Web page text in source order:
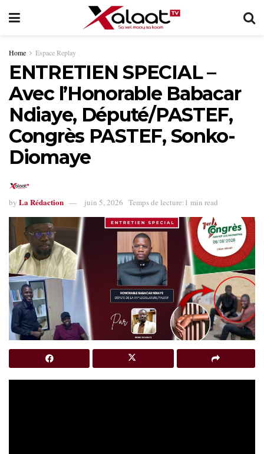
Home Espace Replay
ENTRETIEN SPECIAL –
Avec l’Honorable Babacar
Ndiaye, Député/PASTEF,
Congrès PASTEF, Sonko-
Diomaye
by La Rédaction juin 5, 2026 Temps de lecture:1 min read